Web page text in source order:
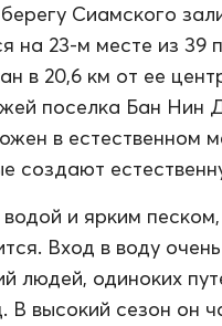
Сиамского
на 23-м месте из 39
в 20,6 км от ее
поселка Бан Нин
в естественном
создают
и ярким
Вход в воду
людей, одиноких
В высокий сезон он